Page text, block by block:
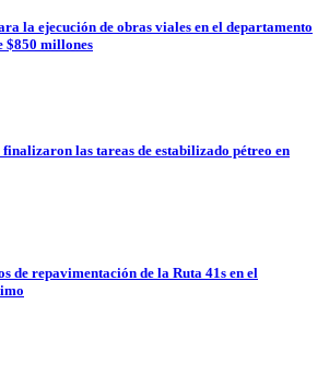
la ejecución de obras viales en el departamento
$850 millones
finalizaron las tareas de estabilizado pétreo en
de repavimentación de la Ruta 41s en el